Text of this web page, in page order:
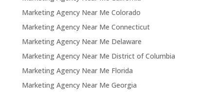
Marketing Agency Near Me Colorado
Marketing Agency Near Me Connecticut
Marketing Agency Near Me Delaware
Marketing Agency Near Me District of Columbia
Marketing Agency Near Me Florida
Marketing Agency Near Me Georgia